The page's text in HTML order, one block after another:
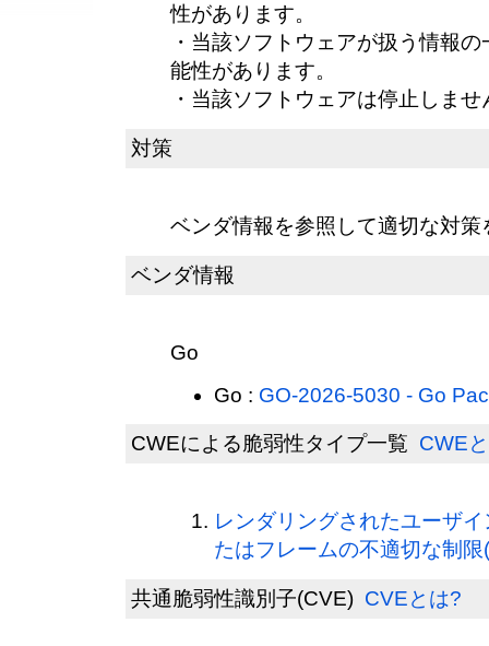
性があります。
・当該ソフトウェアが扱う情報
能性があります。
・当該ソフトウェアは停止しませ
対策
ベンダ情報を参照して適切な対
ベンダ情報
Go
Go : GO-2026-5030 - Go
CWEによる脆弱性タイプ一覧 CWE
レンダリングされたユーザ
たはフレームの不適切な制
共通脆弱性識別子(CVE) CVEとは?